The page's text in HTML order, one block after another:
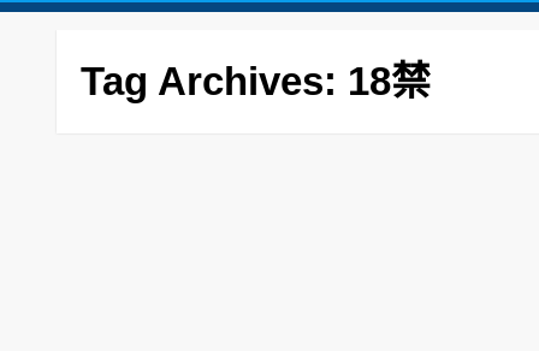
Tag Archives: 18禁